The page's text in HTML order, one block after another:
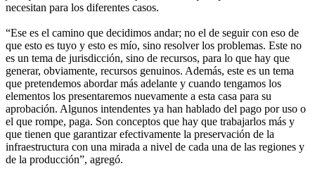
necesitan para los diferentes casos.
“Ese es el camino que decidimos andar; no el de seguir con eso de
que esto es tuyo y esto es mío, sino resolver los problemas. Este no
es un tema de jurisdicción, sino de recursos, para lo que hay que
generar, obviamente, recursos genuinos. Además, este es un tema
que pretendemos abordar más adelante y cuando tengamos los
elementos los presentaremos nuevamente a esta casa para su
aprobación. Algunos intendentes ya han hablado del pago por uso o
el que rompe, paga. Son conceptos que hay que trabajarlos más y
que tienen que garantizar efectivamente la preservación de la
infraestructura con una mirada a nivel de cada una de las regiones y
de la producción”, agregó.